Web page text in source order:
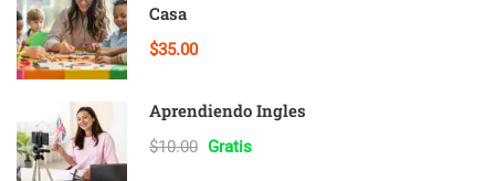
Casa
$35.00
Aprendiendo Ingles
$10.00 Gratis